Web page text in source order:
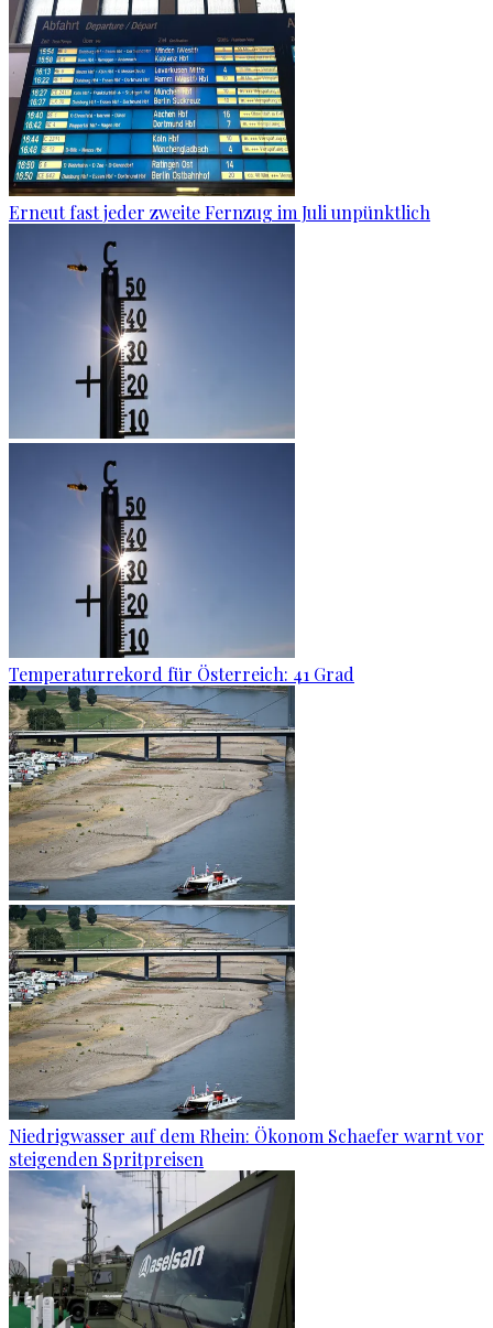
Erneut fast jeder zweite Fernzug im Juli unpünktlich
Temperaturrekord für Österreich: 41 Grad
Niedrigwasser auf dem Rhein: Ökonom Schaefer warnt vor
steigenden Spritpreisen